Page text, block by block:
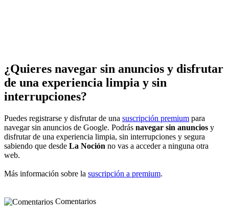
¿Quieres navegar sin anuncios y disfrutar
de una experiencia limpia y sin
interrupciones?
Puedes registrarse y disfrutar de una suscripción premium para
navegar sin anuncios de Google. Podrás navegar sin anuncios y
disfrutar de una experiencia limpia, sin interrupciones y segura
sabiendo que desde La Noción no vas a acceder a ninguna otra
web.
Más información sobre la suscripción a premium.
Comentarios